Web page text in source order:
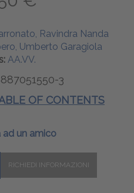
Ravindra Nanda
Umberto Garagiola
AA.VV.
3
OF CONTENTS
ad un amico